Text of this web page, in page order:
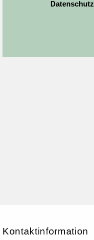
Datenschutz
Kontaktinformation